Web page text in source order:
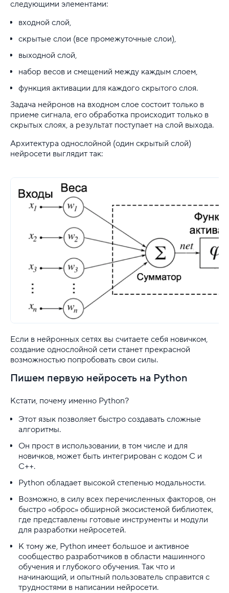
следующими элементами:
входной слой,
скрытые слои (все промежуточные слои),
выходной слой,
набор весов и смещений между каждым слоем,
функция активации для каждого скрытого слоя.
Задача нейронов на входном слое состоит только в
приеме сигнала, его обработка происходит только в
скрытых слоях, а результат поступает на слой выхода.
Архитектура однослойной (один скрытый слой)
нейросети выглядит так:
Если в нейронных сетях вы считаете себя новичком,
создание однослойной сети станет прекрасной
возможностью попробовать свои силы.
Пишем первую нейросеть на Python
Кстати, почему именно Python?
Этот язык позволяет быстро создавать сложные
алгоритмы.
Он прост в использовании, в том числе и для
новичков, может быть интегрирован с кодом С и
С++.
Python обладает высокой степенью модальности.
Возможно, в силу всех перечисленных факторов, он
быстро «оброс» обширной экосистемой библиотек,
где представлены готовые инструменты и модули
для разработки нейросетей.
К тому же, Python имеет большое и активное
сообщество разработчиков в области машинного
обучения и глубокого обучения. Так что и
начинающий, и опытный пользователь справится с
трудностями в написании нейросети.